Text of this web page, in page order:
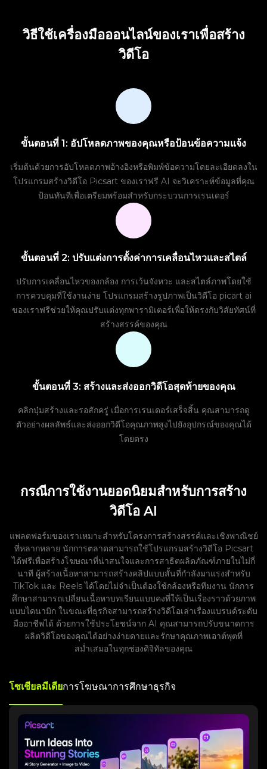
วิธีใช้เครื่องมือออนไลน์ของเราเพื่อสร้าง
วิดีโอ
ขั้นตอนที่ 1: อัปโหลดภาพของคุณหรือป้อนข้อความแจ้ง
เริ่มต้นด้วยการอัปโหลดภาพอ้างอิงหรือพิมพ์ข้อความโดยละเอียดลงใน
โปรแกรมสร้างวิดีโอ Picsart ของเราฟรี AI จะวิเคราะห์ข้อมูลที่คุณ
ป้อนทันทีเพื่อเตรียมพร้อมสำหรับกระบวนการเรนเดอร์
ขั้นตอนที่ 2: ปรับแต่งการตั้งค่าการเคลื่อนไหวและสไตล์
ปรับการเคลื่อนไหวของกล้อง การเว้นจังหวะ และสไตล์ภาพโดยใช้
การควบคุมที่ใช้งานง่าย โปรแกรมสร้างรูปภาพเป็นวิดีโอ picart ai
ของเราฟรีช่วยให้คุณปรับแต่งทุกพารามิเตอร์เพื่อให้ตรงกับวิสัยทัศน์ที่
สร้างสรรค์ของคุณ
ขั้นตอนที่ 3: สร้างและส่งออกวิดีโอสุดท้ายของคุณ
คลิกปุ่มสร้างและรอสักครู่ เมื่อการเรนเดอร์เสร็จสิ้น คุณสามารถดู
ตัวอย่างผลลัพธ์และส่งออกวิดีโอคุณภาพสูงไปยังอุปกรณ์ของคุณได้
โดยตรง
กรณีการใช้งานยอดนิยมสำหรับการสร้าง
วิดีโอ AI
แพลตฟอร์มของเราเหมาะสำหรับโครงการสร้างสรรค์และเชิงพาณิชย์
ที่หลากหลาย นักการตลาดสามารถใช้โปรแกรมสร้างวิดีโอ Picsart
ได้ฟรีเพื่อสร้างโฆษณาที่น่าสนใจและการสาธิตผลิตภัณฑ์ภายในไม่กี่
นาที ผู้สร้างเนื้อหาสามารถสร้างคลิปแบบสั้นที่กำลังมาแรงสำหรับ
TikTok และ Reels ได้โดยไม่จำเป็นต้องใช้กล้องหรือทีมงาน นักการ
ศึกษาสามารถเปลี่ยนเนื้อหาบทเรียนแบบคงที่ให้เป็นเรื่องราวด้วยภาพ
แบบไดนามิก ในขณะที่ธุรกิจสามารถสร้างวิดีโอเล่าเรื่องแบรนด์ระดับ
มืออาชีพได้ ด้วยการใช้ประโยชน์จาก AI คุณสามารถปรับขนาดการ
ผลิตวิดีโอของคุณได้อย่างง่ายดายและรักษาคุณภาพเอาต์พุตที่
สม่ำเสมอในทุกช่องดิจิทัลของคุณ
โซเชียลมีเดียการโฆษณาการศึกษาธุรกิจ